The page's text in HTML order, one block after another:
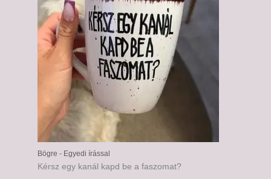
Bögre - Egyedi írással
Kérsz egy kanál kapd be a faszomat?